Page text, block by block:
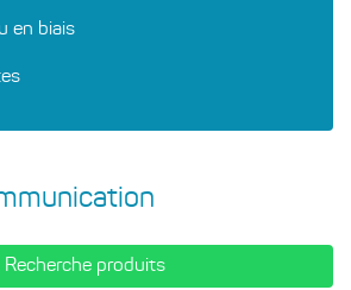
en biais
Recherche produits